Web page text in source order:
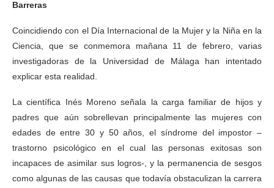
Barreras
Coincidiendo con el Día Internacional de la Mujer y la Niña en la
Ciencia, que se conmemora mañana 11 de febrero, varias
investigadoras de la Universidad de Málaga han intentado
explicar esta realidad.
La científica Inés Moreno señala la carga familiar de hijos y
padres que aún sobrellevan principalmente las mujeres con
edades de entre 30 y 50 años, el síndrome del impostor –
trastorno psicológico en el cual las personas exitosas son
incapaces de asimilar sus logros-, y la permanencia de sesgos
como algunas de las causas que todavía obstaculizan la carrera